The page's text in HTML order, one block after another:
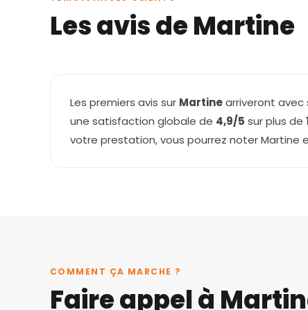
Les avis de Martine
Les premiers avis sur Martinearriveront avec
une satisfaction globale de 4,9/5 sur plus de
votre prestation, vous pourrez noter Martine
COMMENT ÇA MARCHE ?
Faire appel à